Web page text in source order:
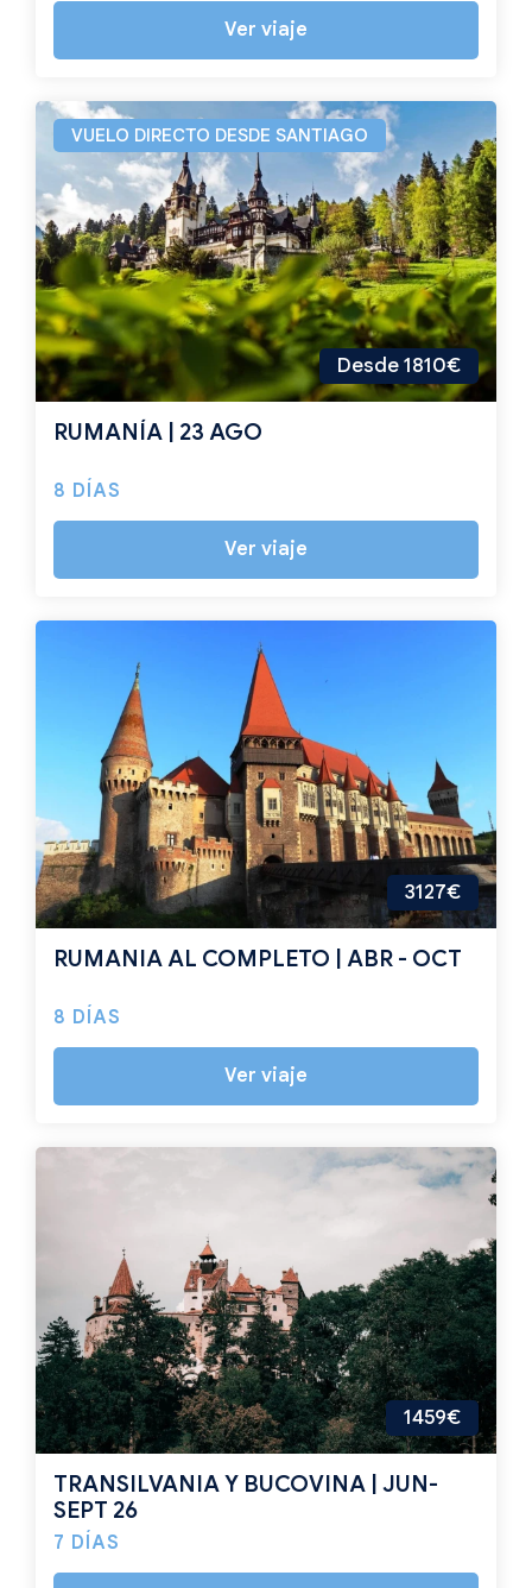
Ver viaje
Desde 1810€
VUELO DIRECTO DESDE SANTIAGO
RUMANÍA | 23 AGO
8 DÍAS
Ver viaje
3127€
RUMANIA AL COMPLETO | ABR - OCT
8 DÍAS
Ver viaje
1459€
TRANSILVANIA Y BUCOVINA | JUN-
SEPT 26
7 DÍAS